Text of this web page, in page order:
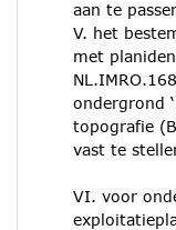
aan te
V. het
met
ondergrond
topografie
vast te
VI. voor